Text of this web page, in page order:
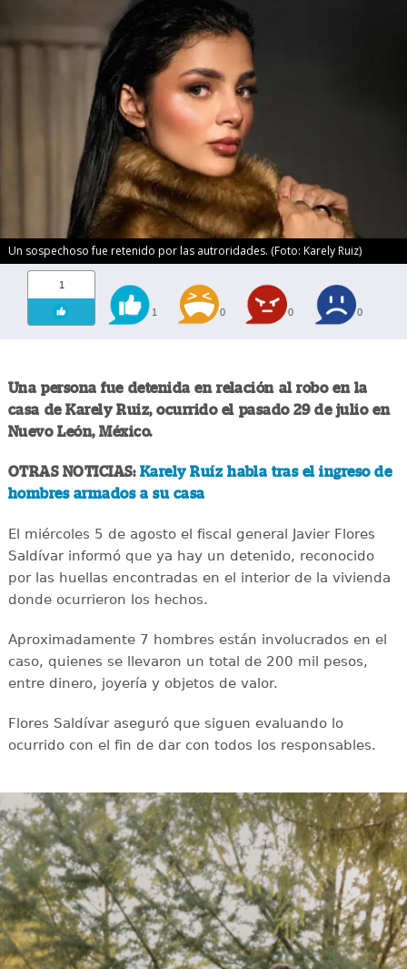
Un sospechoso fue retenido por las autroridades. (Foto: Karely Ruiz)
1
1 0 0 0
Una persona fue detenida en relación al robo en la
casa de Karely Ruiz, ocurrido el pasado 29 de julio en
Nuevo León, México.
OTRAS NOTICIAS: Karely Ruíz habla tras el ingreso de
hombres armados a su casa
El miércoles 5 de agosto el fiscal general Javier Flores
Saldívar informó que ya hay un detenido, reconocido
por las huellas encontradas en el interior de la vivienda
donde ocurrieron los hechos.
Aproximadamente 7 hombres están involucrados en el
caso, quienes se llevaron un total de 200 mil pesos,
entre dinero, joyería y objetos de valor.
Flores Saldívar aseguró que siguen evaluando lo
ocurrido con el fin de dar con todos los responsables.